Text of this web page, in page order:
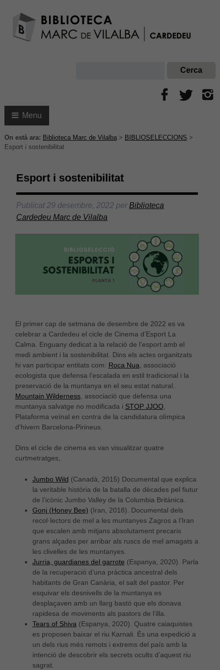
Menu
On està ara: Biblioteca Marc de Vilalba> BIBLIOSELECCIONS >
Esport i sostenibilitat
Esport i sostenibilitat
Publicat 29 desembre, 2022perBiblioteca
Cardedeu Marc de Vilalba
El primer cap de setmana de desembre de 2022 es va
celebrar a Cardedeu el cicle de Cinema d’Esport La
Calma. Enguany dedicat a la relació de l’esport amb el
medi ambient i la sostenibilitat. Dins els actes organitzats
hi van participar entitats com: Roca Nua , associació
ecologista que defensa l’escalada en estil tradicional i la
preservació de la muntanya en el seu estat natural.
Mountain Wilderness, associació que defensa una
muntanya salvatge no modificada i STOP JJOO
Plataforma veïnal en contra de la candidatura olímpica
d’hivern Barcelona-Pirineus.
Dins el cicle de cinema es van visualitzar quatre
curtmetratges,
Jumbo Wild (Canadà, 2015) Documental que explica
la veritable història de la batalla de dècades pel fiutur
de l’icònic Jumbo Valley de la Columbia Britànica.
Gonj (Honey Bee) (Iran, 2018). Documental dels
recol·lectors de mel a les muntanyes Zagros a l’Iran
que escalen amb mitjans absolutament precaris
grans alçades per arribar als ruscs de mel amagats a
les clivelles de les muntanyes.
Jurria, guardianes del garrote (Espanya, 2020). Parla
de la recuperació d’una pràctica ancestral dels
habitants de Gran Canària, el salt del pastor. Per
esquivar els desnivells de la muntanya es
desplaçaven amb un llarg bastó que els donava
rapidesa de moviments als pastors de l’illa.
Tears of Shiva (Espanya, 2020). Quatre caiaquistes
es proposen baixar el riu Karnali. És una expedició a
un dels rius més remots i extrems del país amb la
intenció de descobrir els secrets ocults d’aquest riu
sagrat.